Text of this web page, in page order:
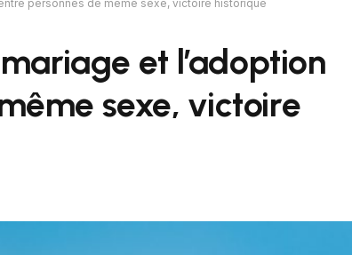
personnes de même sexe, victoire historique
et l’adoption
sexe, victoire